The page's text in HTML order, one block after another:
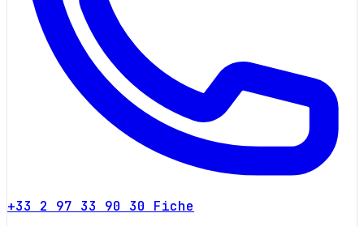
+33 2 97 33 90 30 Fiche